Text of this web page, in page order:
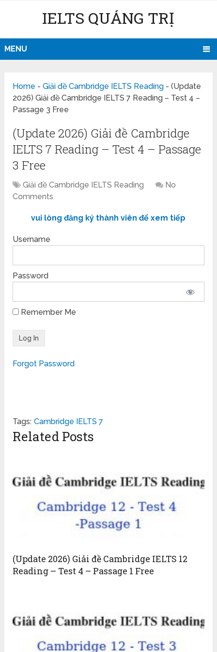
IELTS QUẢNG TRỊ
MENU
Home -Giải đề Cambridge IELTS Reading -(Update
2026) Giải đề Cambridge IELTS 7 Reading – Test 4 –
Passage 3 Free
(Update 2026) Giải đề Cambridge
IELTS 7 Reading – Test 4 – Passage
3 Free
Giải đề Cambridge IELTS Reading
No
Comments
vui lòng đăng ký thành viên để xem tiếp
Username
Password
Remember Me
Forgot Password
Tags: Cambridge IELTS 7
Related Posts
(Update 2026) Giải đề Cambridge IELTS 12
Reading – Test 4 – Passage 1 Free